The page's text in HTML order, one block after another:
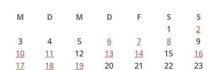
M D M D F S
S
1
2
3
4 5 6 7 8
9
10
11 12 13 14 15
16
17
18 19 20 21 22
23